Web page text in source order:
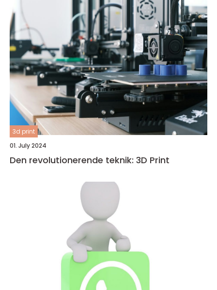
3d print
01. July 2024
Den revolutionerende teknik: 3D Print